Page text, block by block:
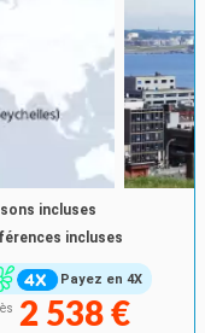
Payez en 4X
incluses
incluses
2 538 €